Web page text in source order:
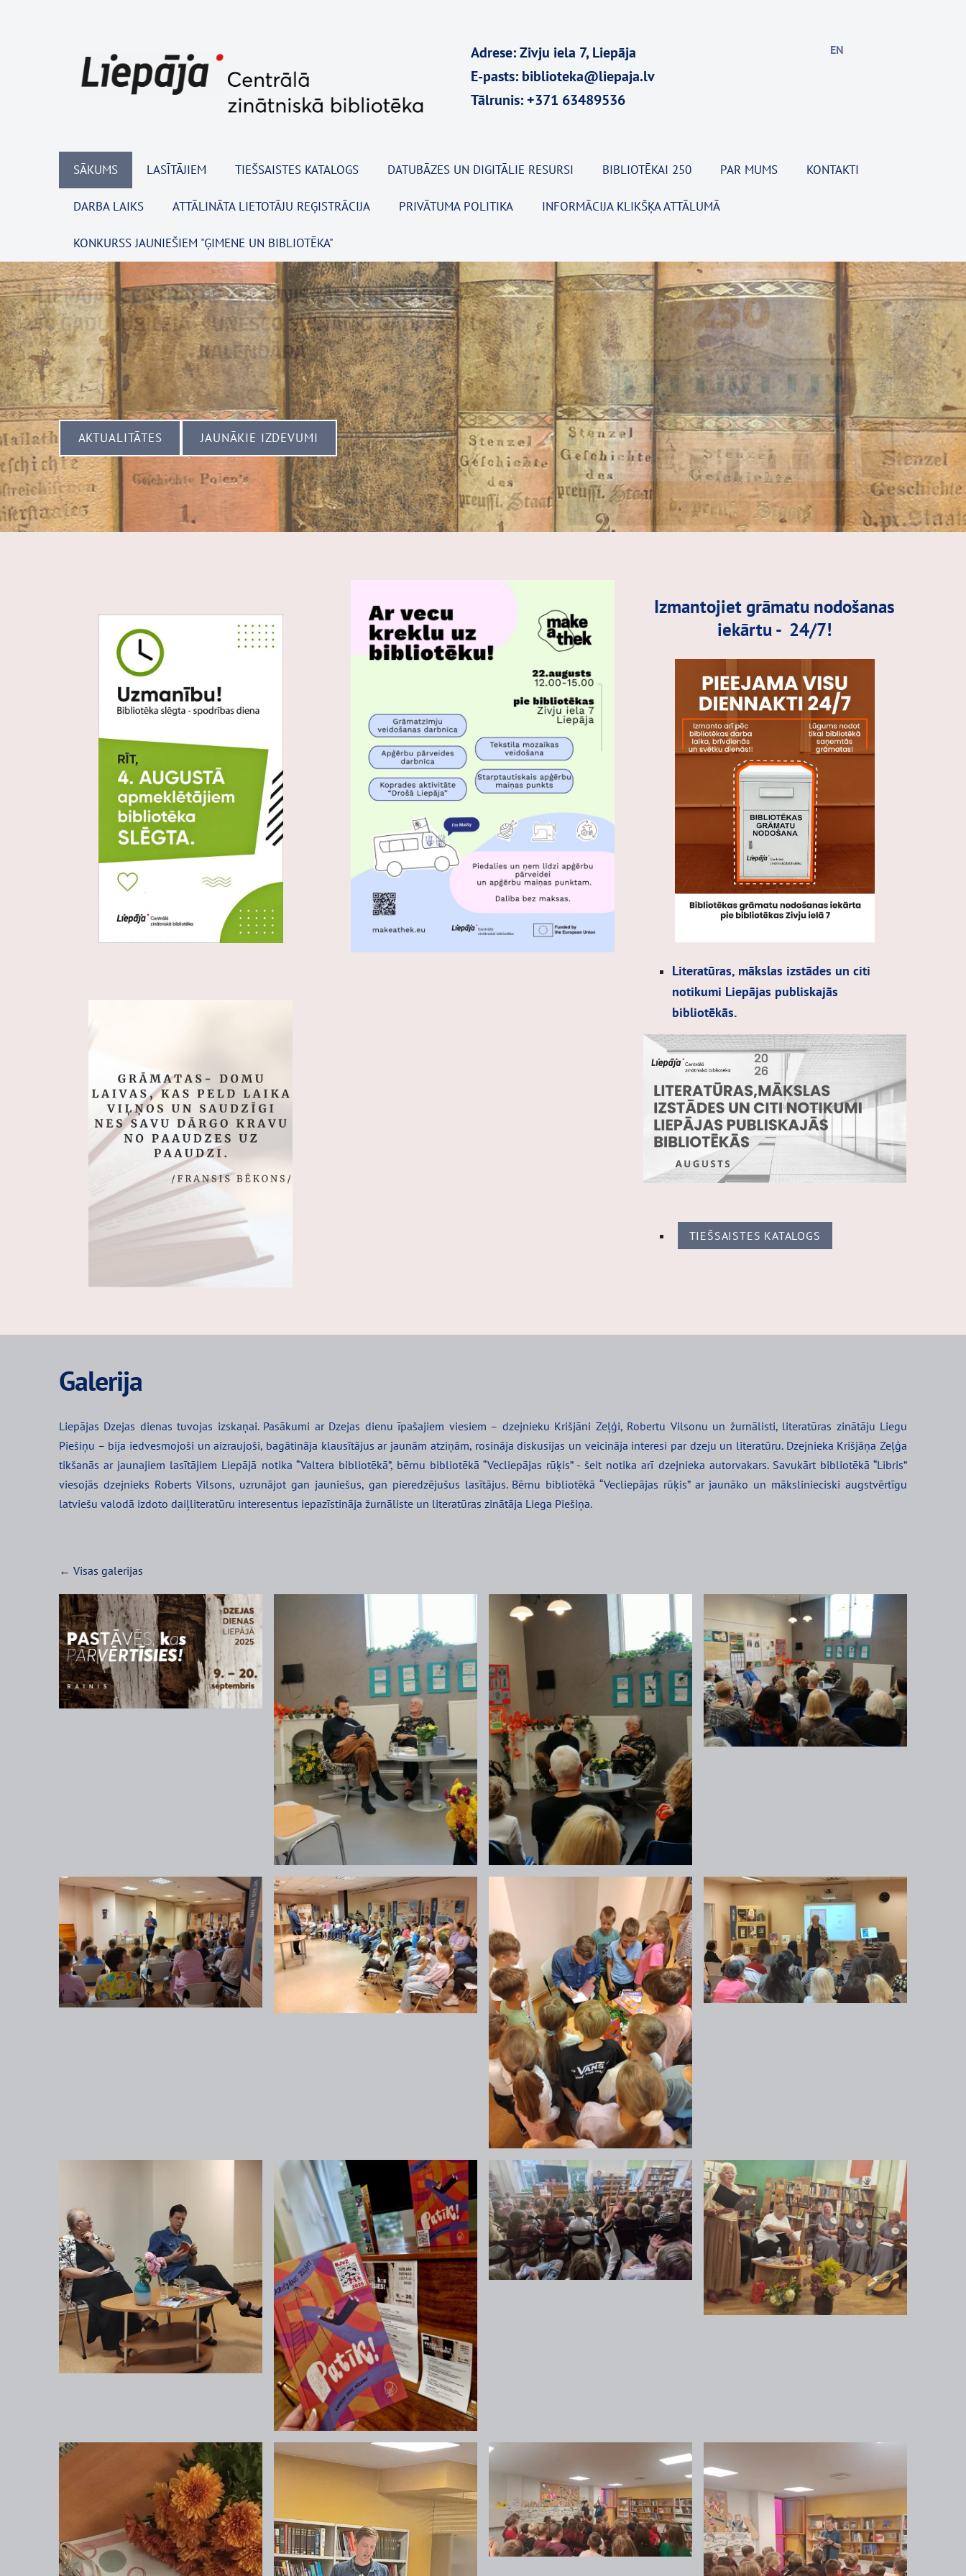
Adrese: Zivju iela 7, Liepāja
E-pasts: biblioteka@liepaja.lv
Tālrunis: +371 63489536
EN
SĀKUMS LASĪTĀJIEM TIEŠSAISTES KATALOGS DATUBĀZES UN DIGITĀLIE RESURSI BIBLIOTĒKAI 250 PAR MUMS KONTAKTI
DARBA LAIKS ATTĀLINĀTA LIETOTĀJU REĢISTRĀCIJA PRIVĀTUMA POLITIKA INFORMĀCIJA KLIKŠĶA ATTĀLUMĀ
KONKURSS JAUNIEŠIEM "ĢIMENE UN BIBLIOTĒKA"
​AKTUALITĀTES​ ​JAUNĀKIE IZDEVUMI​
Izmantojiet grāmatu nodošanas
iekārtu - 24/7!
Literatūras, mākslas izstādes un citi
notikumi Liepājas publiskajās
bibliotēkās.
TIEŠSAISTES KATALOGS
Galerija
Liepājas Dzejas dienas tuvojas izskaņai. Pasākumi ar Dzejas dienu īpašajiem viesiem – dzejnieku Krišjāni Zeļģi, Robertu Vilsonu un žurnālisti, literatūras zinātāju Liegu
Piešiņu – bija iedvesmojoši un aizraujoši, bagātināja klausītājus ar jaunām atziņām, rosināja diskusijas un veicināja interesi par dzeju un literatūru. Dzejnieka Krišjāņa Zeļģa
tikšanās ar jaunajiem lasītājiem Liepājā notika “Valtera bibliotēkā”, bērnu bibliotēkā “Vecliepājas rūķis” - šeit notika arī dzejnieka autorvakars. Savukārt bibliotēkā “Libris”
viesojās dzejnieks Roberts Vilsons, uzrunājot gan jauniešus, gan pieredzējušus lasītājus. Bērnu bibliotēkā “Vecliepājas rūķis” ar jaunāko un mākslinieciski augstvērtīgu
latviešu valodā izdoto daiļliteratūru interesentus iepazīstināja žurnāliste un literatūras zinātāja Liega Piešiņa.
Visas galerijas